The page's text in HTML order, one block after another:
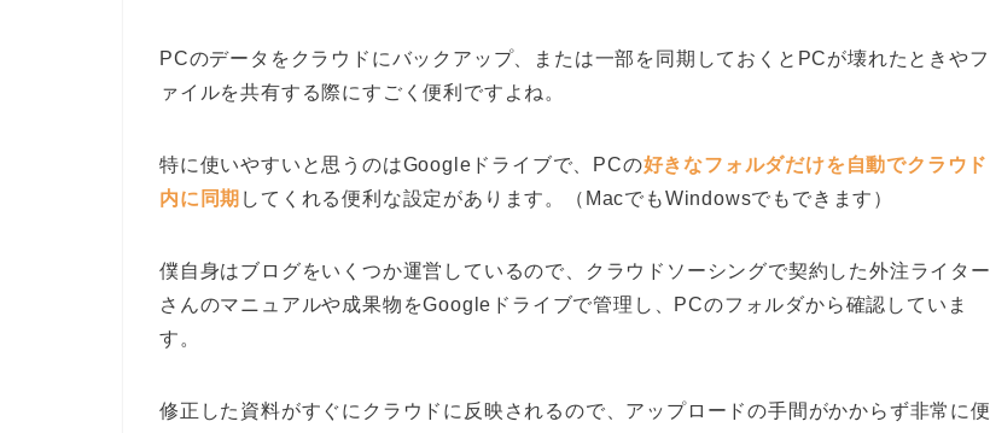
PCのデータをクラウドにバックアップ、または一部を同期しておくとPCが壊れたときやフ
ァイルを共有する際にすごく便利ですよね。
特に使いやすいと思うのはGoogleドライブで、PCの好きなフォルダだけを自動でクラウド
内に同期 してくれる便利な設定があります。（MacでもWindowsでもできます）
僕自身はブログをいくつか運営しているので、クラウドソーシングで契約した外注ライター
さんのマニュアルや成果物をGoogleドライブで管理し、PCのフォルダから確認していま
す。
修正した資料がすぐにクラウドに反映されるので、アップロードの手間がかからず非常に便